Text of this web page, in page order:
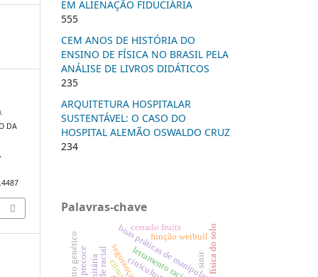
DA
,
EM ALIENAÇÃO FIDUCIÁRIA
555
CEM ANOS DE HISTÓRIA DO
ENSINO DE FÍSICA NO BRASIL PELA
ANÁLISE DE LIVROS DIDÁTICOS
235
ARQUITETURA HOSPITALAR
SUSTENTÁVEL: O CASO DO
HOSPITAL ALEMÃO OSWALDO CRUZ
234
Palavras-chave
letramento racial
boas práticas de manipulação
citricultura
função weibull física do solo
cerrado fruits
sinir